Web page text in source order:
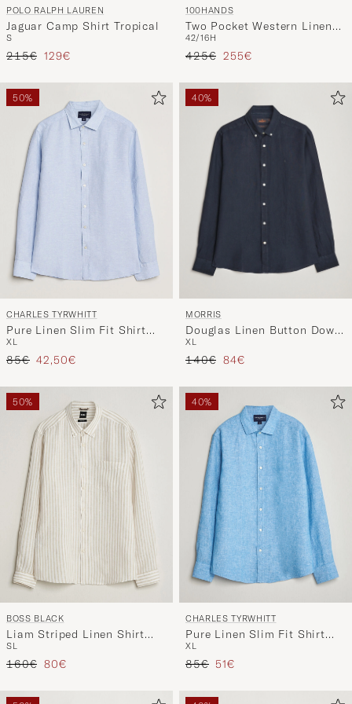
POLO RALPH LAUREN
Jaguar Camp Shirt Tropical
S
Regulärer Preis
215€ Reduzierter Preis
129€
100HANDS
Two Pocket Western Linen
Shirt Chocolate
42/16H
Regulärer Preis
425€ Reduzierter Preis
255€
50%
CHARLES TYRWHITT
Pure Linen Slim Fit Shirt
Sky Blue
XL
Regulärer Preis
85€ Reduzierter Preis
42,50€
40%
MORRIS
Douglas Linen Button Down
Shirt Navy
XL
Regulärer Preis
140€ Reduzierter Preis
84€
50%
BOSS BLACK
Liam Striped Linen Shirt
Open Beige
SL
Regulärer Preis
160€ Reduzierter Preis
80€
40%
CHARLES TYRWHITT
Pure Linen Slim Fit Shirt
Ocean Blue
XL
Regulärer Preis
85€ Reduzierter Preis
51€